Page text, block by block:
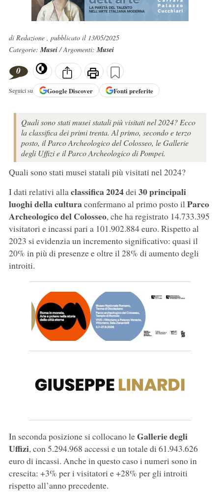
di Redazione , pubblicato il 13/05/2025
Categorie:Musei/ Argomenti:Musei
0
Seguici su GoogleDiscover Fonti preferite
Quali sono stati musei statali più visitati nel 2024? Ecco
la classifica dei primi trenta. Al primo, secondo e terzo
posto, il Parco Archeologico del Colosseo, le Gallerie
degli Uffizi e il Parco Archeologico di Pompei.
Quali sono stati musei statali più visitati nel 2024?
I dati relativi allaclassifica 2024dei 30 principali
luoghi della culturaconfermano al primo posto ilParco
Archeologico del Colosseo, che ha registrato 14.733.395
visitatori e incassi pari a 101.902.884 euro. Rispetto al
2023 si evidenzia un incremento significativo: quasi il
20% in più di presenze e oltre il 28% di aumento degli
introiti.
In seconda posizione si collocano leGallerie degli
Uffizi, con 5.294.968 accessi e un totale di 61.943.626
euro di incassi. Anche in questo caso i numeri sono in
crescita: +3% per i visitatori e +28% per gli introiti
rispetto all’anno precedente.